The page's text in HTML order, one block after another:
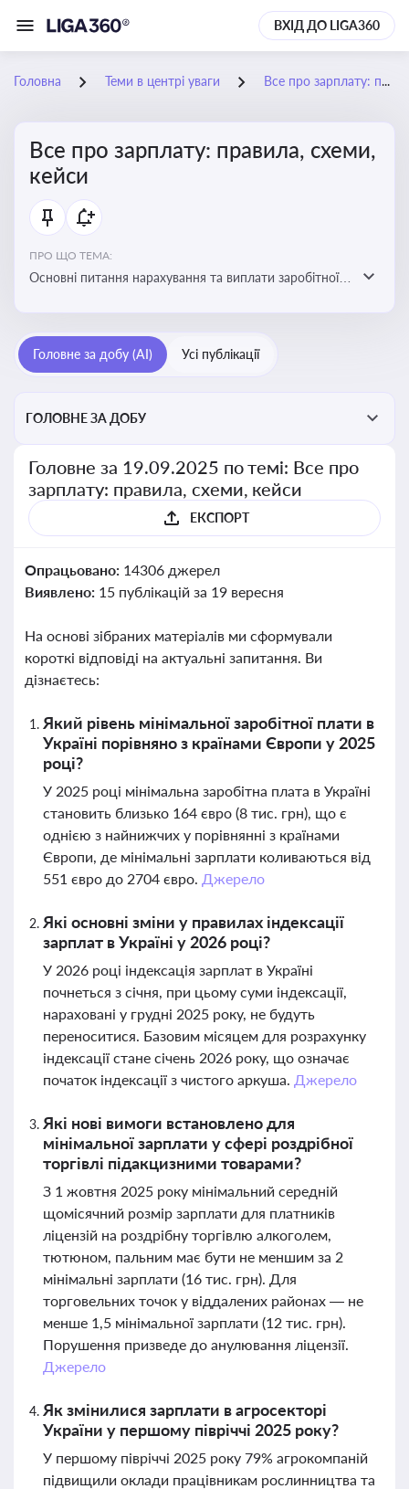
ВХІД ДО LIGA360
Головна Теми в центрі уваги Все про зарплату: правила, схеми, кейси
Все про зарплату: правила, схеми,
кейси
ПРО ЩО ТЕМА:
Основні питання нарахування та виплати заробітної
інформації про можливі схеми зловживань
Головне за добу (AI) Усі публікації
ГОЛОВНЕ ЗА ДОБУ
Головне за 19.09.2025 по темі: Все про
зарплату: правила, схеми, кейси
ЕКСПОРТ
Опрацьовано: 14306 джерел
Виявлено: 15 публікацій за 19 вересня
На основі зібраних матеріалів ми сформували
короткі відповіді на актуальні запитання. Ви
дізнаєтесь:
Який рівень мінімальної заробітної плати в
Україні порівняно з країнами Європи у 2025
році?
У 2025 році мінімальна заробітна плата в Україні
становить близько 164 євро (8 тис. грн), що є
однією з найнижчих у порівнянні з країнами
Європи, де мінімальні зарплати коливаються від
551 євро до 2704 євро. Джерело
Які основні зміни у правилах індексації
зарплат в Україні у 2026 році?
У 2026 році індексація зарплат в Україні
почнеться з січня, при цьому суми індексації,
нараховані у грудні 2025 року, не будуть
переноситися. Базовим місяцем для розрахунку
індексації стане січень 2026 року, що означає
початок індексації з чистого аркуша. Джерело
Які нові вимоги встановлено для
мінімальної зарплати у сфері роздрібної
торгівлі підакцизними товарами?
З 1 жовтня 2025 року мінімальний середній
щомісячний розмір зарплати для платників
ліцензій на роздрібну торгівлю алкоголем,
тютюном, пальним має бути не меншим за 2
мінімальні зарплати (16 тис. грн). Для
торговельних точок у віддалених районах — не
менше 1,5 мінімальної зарплати (12 тис. грн).
Порушення призведе до анулювання ліцензії.
Джерело
Як змінилися зарплати в агросекторі
України у першому півріччі 2025 року?
У першому півріччі 2025 року 79% агрокомпаній
підвищили оклади працівникам рослинництва та